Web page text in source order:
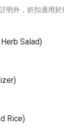
明外，折扣適用
Salad)
Rice)